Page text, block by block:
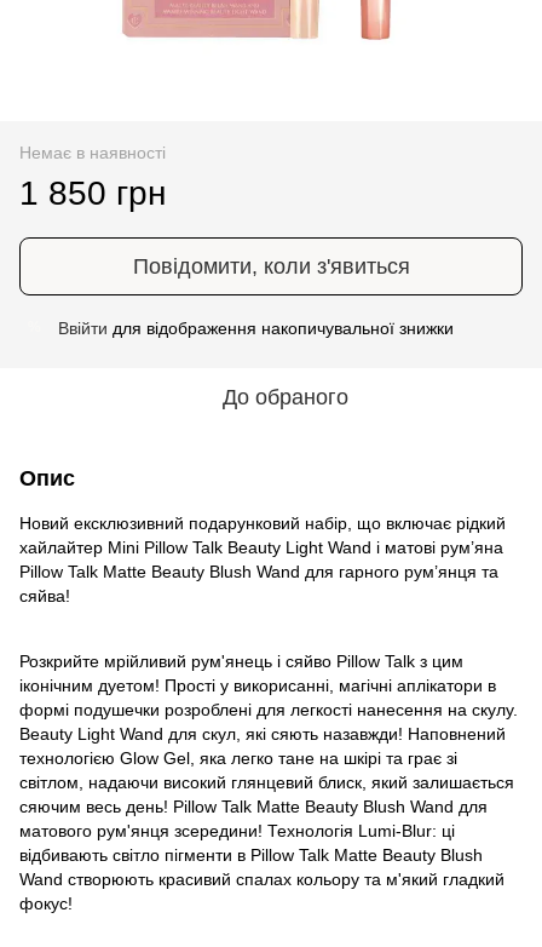
Немає в наявності
1 850 грн
Повідомити, коли з'явиться
Ввійти для відображення накопичувальної знижки
До обраного
Опис
Новий ексклюзивний подарунковий набір, що включає рідкий
хайлайтер Mini Pillow Talk Beauty Light Wand і матові рум’яна
Pillow Talk Matte Beauty Blush Wand для гарного рум’янця та
сяйва!
Розкрийте мрійливий рум'янець і сяйво Pillow Talk з цим
іконічним дуетом! Прості у викорисанні, магічні аплікатори в
формі подушечки розроблені для легкості нанесення на скулу.
Beauty Light Wand для скул, які сяють назавжди! Наповнений
технологією Glow Gel, яка легко тане на шкірі та грає зі
світлом, надаючи високий глянцевий блиск, який залишається
сяючим весь день! Pillow Talk Matte Beauty Blush Wand для
матового рум'янця зсередини! Технологія Lumi-Blur: ці
відбивають світло пігменти в Pillow Talk Matte Beauty Blush
Wand створюють красивий спалах кольору та м'який гладкий
фокус!